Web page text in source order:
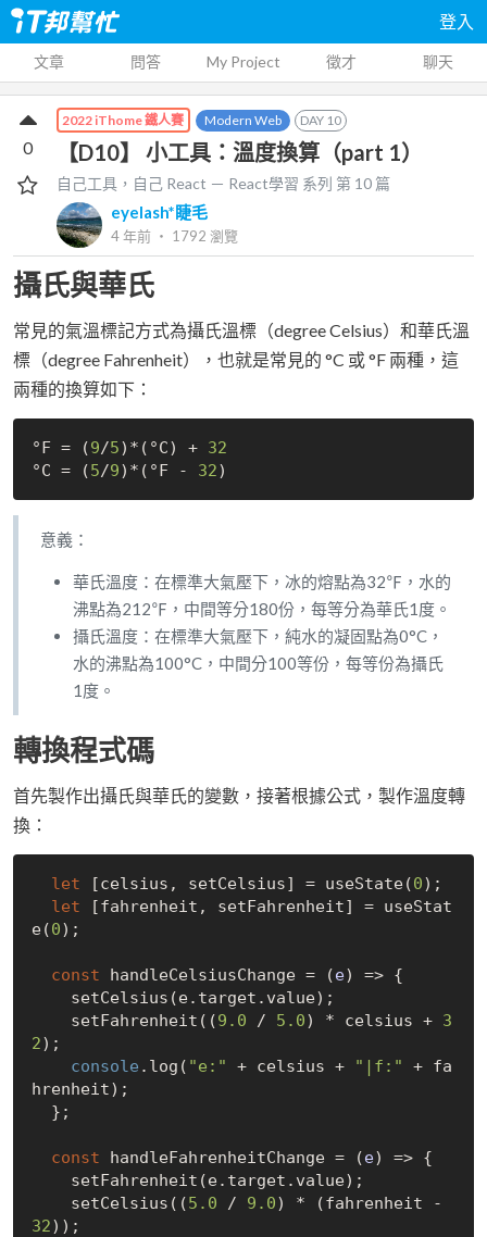
登入
文章 問答 My Project 徵才 聊天
2022 iThome 鐵人賽 Modern Web DAY 10
【D10】 小工具：溫度換算（part 1）
自己工具，自己 React － React學習 系列 第 10 篇
eyelash*睫毛
4 年前 ‧ 1792 瀏覽
0
攝氏與華氏
常見的氣溫標記方式為攝氏溫標（degree Celsius）和華氏溫
標（degree Fahrenheit），也就是常見的 °C 或 °F 兩種，這
兩種的換算如下：
°F = (9/5)*(°C) + 32
°C = (5/9)*(°F - 32
意義：
華氏溫度：在標準大氣壓下，冰的熔點為32℉，水的
沸點為212℉，中間等分180份，每等分為華氏1度。
攝氏溫度：在標準大氣壓下，純水的凝固點為0°C，
水的沸點為100°C，中間分100等份，每等份為攝氏
1度。
轉換程式碼
首先製作出攝氏與華氏的變數，接著根據公式，製作溫度轉
換：
let [celsius, setCelsius] = useState(0);
let [fahrenheit, setFahrenheit] = useStat
e(0);
const handleCelsiusChange = (e) => {
    setFahrenheit((
9.0 / 5.0) * celsius + 3
2);
console .log( "e:" + celsius + "|f:" + fa
hrenheit);
const handleFahrenheitChange = (e) => {
    setCelsius((
5.0 / 9.0
32));